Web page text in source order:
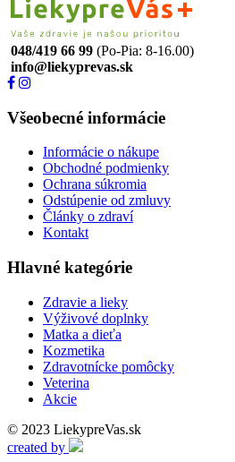
048/419 66 99 (Po-Pia: 8-16.00)
info@liekyprevas.sk
Všeobecné informácie
Informácie o nákupe
Obchodné podmienky
Ochrana súkromia
Odstúpenie od zmluvy
Články o zdraví
Kontakt
Hlavné kategórie
Zdravie a lieky
Výživové doplnky
Matka a dieťa
Kozmetika
Zdravotnícke pomôcky
Veterina
Akcie
© 2023 LiekypreVas.sk
created by